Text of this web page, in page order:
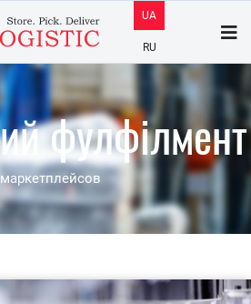
UA
RU
фулфілмент
маркетплейсов